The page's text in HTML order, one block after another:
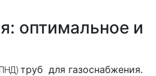
оптимальное и
труб для газоснабжения.